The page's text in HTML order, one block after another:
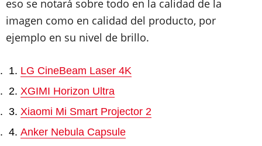
eso se notará sobre todo en la calidad de la
imagen como en calidad del producto, por
ejemplo en su nivel de brillo.
LG CineBeam Laser 4K
XGIMI Horizon Ultra
Xiaomi Mi Smart Projector 2
Anker Nebula Capsule